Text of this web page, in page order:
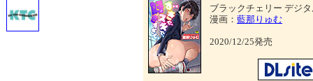
ブラックチェリー デジ
漫画： 藍那りゅむ
2020/12/25発売